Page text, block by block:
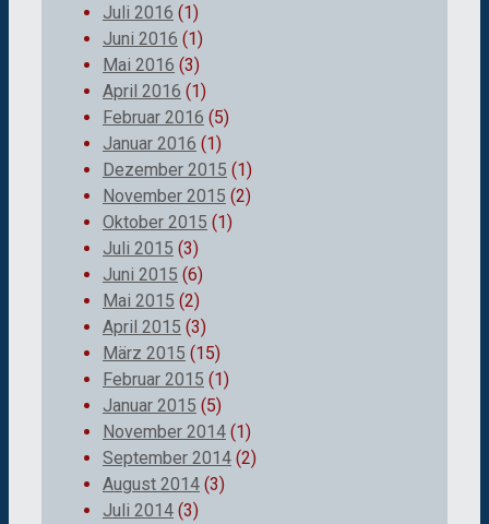
Juli 2016 (1)
Juni 2016 (1)
Mai 2016 (3)
April 2016 (1)
Februar 2016 (5)
Januar 2016 (1)
Dezember 2015 (1)
November 2015 (2)
Oktober 2015 (1)
Juli 2015 (3)
Juni 2015 (6)
Mai 2015 (2)
April 2015 (3)
März 2015 (15)
Februar 2015 (1)
Januar 2015 (5)
November 2014 (1)
September 2014 (2)
August 2014 (3)
Juli 2014 (3)